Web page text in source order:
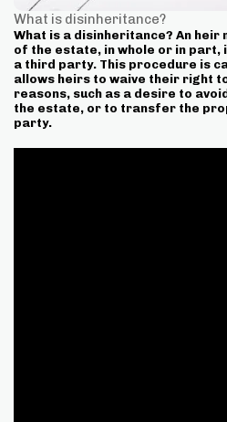
What is disinheritance?
What is a disinheritance? An heir
of the estate, in whole or in
a third party. This procedure is
allows heirs to waive their right
reasons, such as a desire to
the estate, or to transfer the
party.